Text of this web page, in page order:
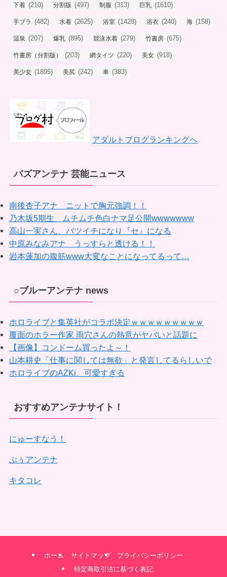
下着 (210) 分割版 (497) 制服 (313) 巨乳 (1610)
手ブラ (482) 水着 (2625) 浴室 (1428) 浴衣 (240) 海 (158)
温泉 (207) 爆乳 (895) 競泳水着 (279) 竹書房 (675)
竹書房（分割版） (203) 網タイツ (220) 美女 (918)
美少女 (1895) 美尻 (242) 車 (383)
アダルトブログランキングへ
バズアンテナ 芸能ニュース
南後杏子アナ ニットで胸元強調！！
乃木坂5期生、ムチムチ色白ナマ足公開wwwwwww
高山一実さん、バツイチになり『セ』になる
中原みなみアナ うっすらと透ける！！
岩本蓮加の腹筋www大変なことになってるって…
○ブルーアンテナ news
ホロライブと集英社がコラボ決定ｗｗｗｗｗｗｗｗｗ
覆面のホラー作家 雨穴さんの熱意がヤバいと話題に
【画像】コンドーム買ったよ～！
山本耕史「仕事に関しては無欲」と発言してるらしいで
ホロライブのAZKi、可愛すぎる
おすすめアンテナサイト！
にゅーすなう！
ぷぅアンテナ
キタコレ
ホーム サイトマップ
プライバシーポリシー
特定商取引法に基づく表記